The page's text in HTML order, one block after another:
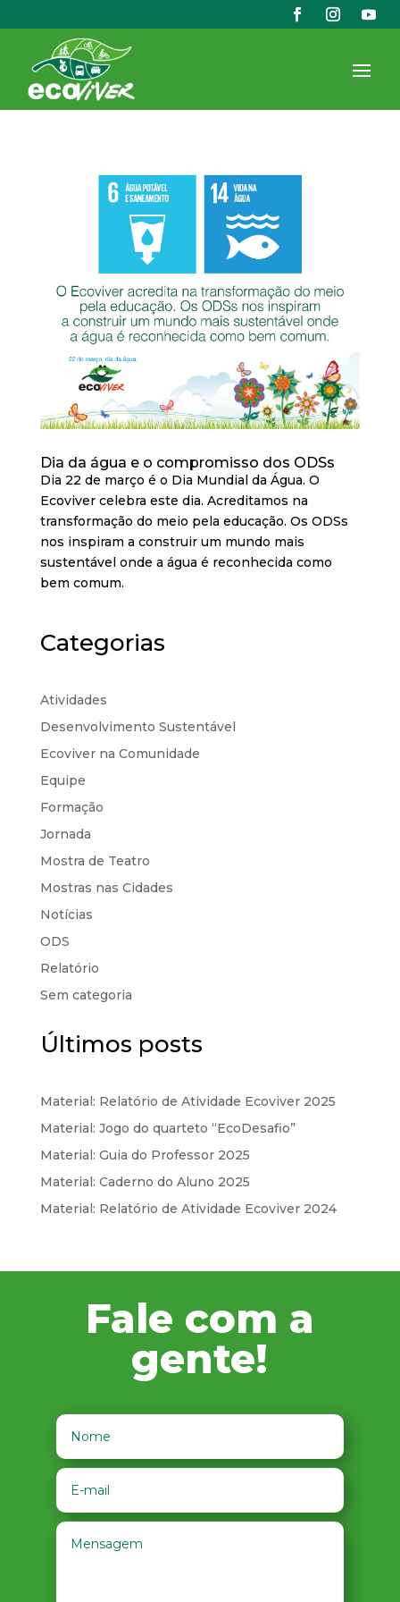
Dia da água e o compromisso dos ODSs
Dia 22 de março é o Dia Mundial da Água. O
Ecoviver celebra este dia. Acreditamos na
transformação do meio pela educação. Os ODSs
nos inspiram a construir um mundo mais
sustentável onde a água é reconhecida como
bem comum.
Categorias
Atividades
Desenvolvimento Sustentável
Ecoviver na Comunidade
Equipe
Formação
Jornada
Mostra de Teatro
Mostras nas Cidades
Notícias
ODS
Relatório
Sem categoria
Últimos posts
Material: Relatório de Atividade Ecoviver 2025
Material: Jogo do quarteto “EcoDesafio”
Material: Guia do Professor 2025
Material: Caderno do Aluno 2025
Material: Relatório de Atividade Ecoviver 2024
Fale com a
gente!